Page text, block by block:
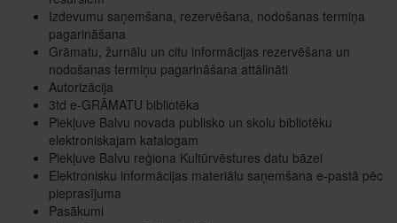
Izdevumu saņemšana, rezervēšana, nodošanas termiņa
pagarināšana
Grāmatu, žurnālu un citu informācijas rezervēšana un
nodošanas termiņu pagarināšana attālināti
Autorizācija
3td e-GRĀMATU bibliotēka
Piekļuve Balvu novada publisko un skolu bibliotēku
elektroniskajam katalogam
Piekļuve Balvu reģiona Kultūrvēstures datu bāzei
Elektronisku informācijas materiālu saņemšana e-pastā pēc
pieprasījuma
Pasākumi